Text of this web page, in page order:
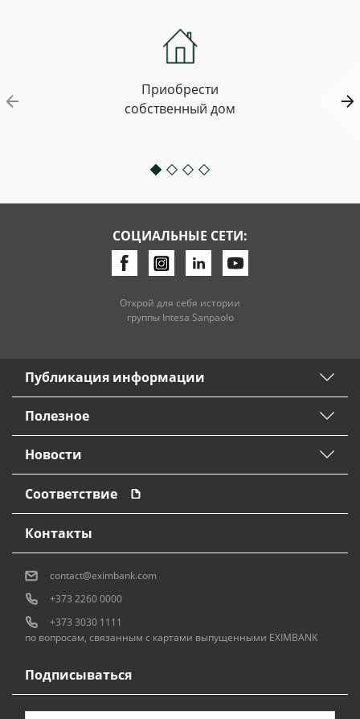
Приобрести
собственный дом
СОЦИАЛЬНЫЕ СЕТИ:
Открой для себя истории
группы Intesa Sanpaolo
Публикация информации
Полезное
Новости
Соответствие
Подписываться
Контакты
contact@eximbank.com
+373 2260 0000
+373 3030 1111
по вопросам, связанным с картами выпущенными EXIMBANK